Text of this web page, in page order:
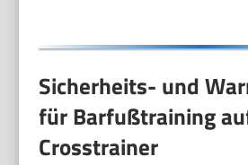
Sicherheits- und
für Barfußtraining
Crosstrainer